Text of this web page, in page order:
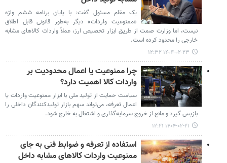
یک مقام مسئول گفت: با پایان برنامه ششم واژه
«ممنوعیت واردات» دیگر به‌طور قانونی قابل اطلاق
نیست، اما وزارت صمت از طریق ابزار تخصیص ارز، عملاً واردات کالاهای مشابه
خارجی را محدود کرده است.
۱۴۰۴-۰۲-۲۳ ۱۲:۳۲
چرا ممنوعیت یا اعمال محدودیت بر
واردات کالا اهمیت دارد؟
سیاست حمایت از تولید ملی با ابزار ممنوعیت واردات یا
اعمال تعرفه، می‌تواند سهم بازار تولیدکنندگان داخلی را
بازپس گیرد و مانع از خروج سرمایه‌گذاری و اشتغال به خارج شود.
۱۴۰۴-۰۲-۲۱ ۱۲:۲۱
استفاده از تعرفه‌ و ضوابط فنی به جای
ممنوعیت واردات کالاهای مشابه داخل